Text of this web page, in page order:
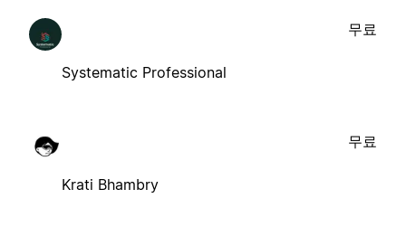
Systematic Professional
무료
Krati Bhambry
무료